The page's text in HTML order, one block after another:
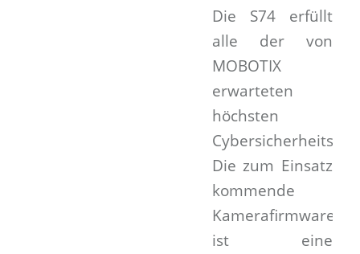
Die S74 erfüllt
alle der von
MOBOTIX
erwarteten
höchsten
Die zum Einsatz
kommende
Kamerafirmware
ist eine